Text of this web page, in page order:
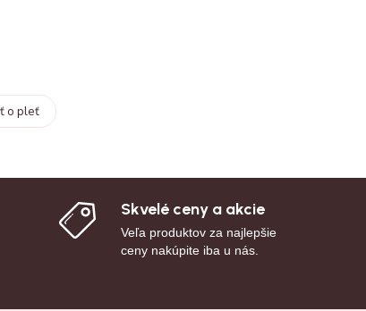
o pleť
Skvelé ceny a akcie
Veľa produktov za najlepšie
ceny nakúpite iba u nás.